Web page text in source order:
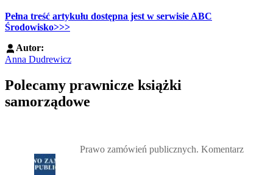
Pełna treść artykułu dostępna jest w serwisie ABC
Środowisko>>>
Autor:
Anna Dudrewicz
Polecamy prawnicze książki
samorządowe
Prawo zamówień publicznych. Komentarz